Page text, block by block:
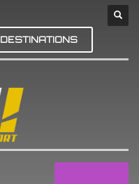
DESTINATIONS